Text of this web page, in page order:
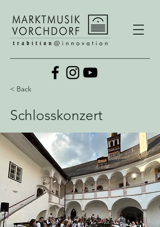
< Back
Schlosskonzert